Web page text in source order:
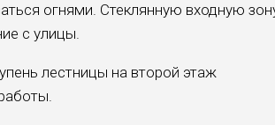
огнями. Стеклянную входную
с улицы.
лестницы на второй этаж